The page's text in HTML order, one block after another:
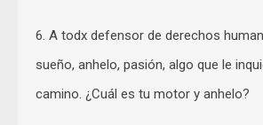
6. A todx defensor de derechos
sueño, anhelo, pasión, algo que le
camino. ¿Cuál es tu motor y anhelo?